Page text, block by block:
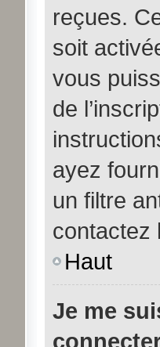
reçues.
soit
vous
de
ayez
un filtre
contactez
Haut
Je me